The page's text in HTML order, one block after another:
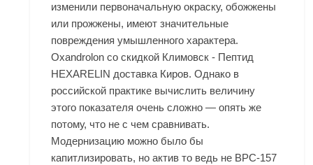
изменили первоначальную окраску, обожжены
или прожжены, имеют значительные
повреждения умышленного характера.
Oxandrolon со скидкой Климовск - Пептид
HEXARELIN доставка Киров. Однако в
российской практике вычислить величину
этого показателя очень сложно — опять же
потому, что не с чем сравнивать.
Модернизацию можно было бы
капитлизировать, но актив то ведь не BPC-157